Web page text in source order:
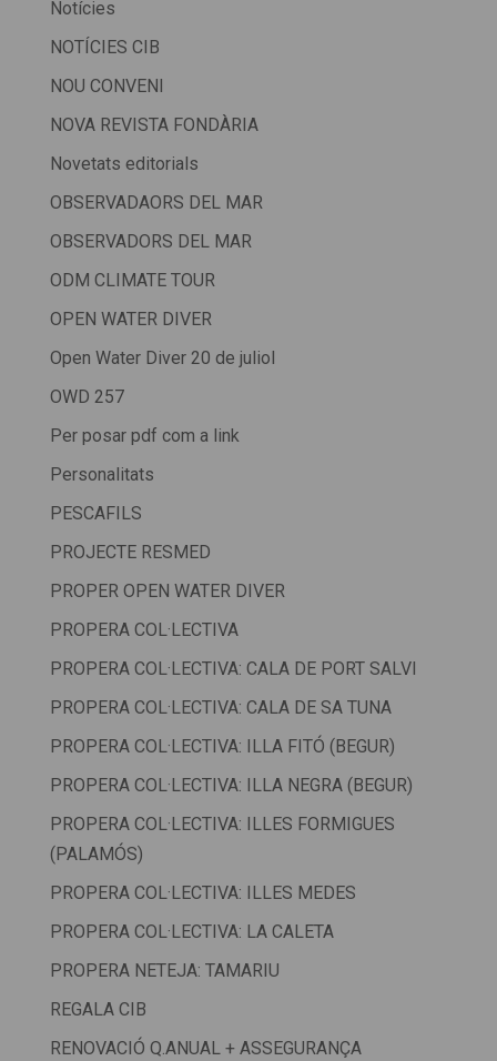
Notícies
NOTÍCIES CIB
NOU CONVENI
NOVA REVISTA FONDÀRIA
Novetats editorials
OBSERVADAORS DEL MAR
OBSERVADORS DEL MAR
ODM CLIMATE TOUR
OPEN WATER DIVER
Open Water Diver 20 de juliol
OWD 257
Per posar pdf com a link
Personalitats
PESCAFILS
PROJECTE RESMED
PROPER OPEN WATER DIVER
PROPERA COL·LECTIVA
PROPERA COL·LECTIVA: CALA DE PORT SALVI
PROPERA COL·LECTIVA: CALA DE SA TUNA
PROPERA COL·LECTIVA: ILLA FITÓ (BEGUR)
PROPERA COL·LECTIVA: ILLA NEGRA (BEGUR)
PROPERA COL·LECTIVA: ILLES FORMIGUES
(PALAMÓS)
PROPERA COL·LECTIVA: ILLES MEDES
PROPERA COL·LECTIVA: LA CALETA
PROPERA NETEJA: TAMARIU
REGALA CIB
RENOVACIÓ Q.ANUAL + ASSEGURANÇA